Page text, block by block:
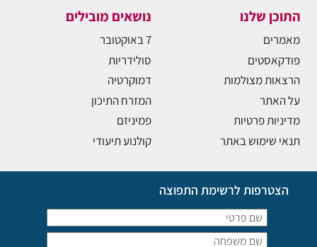
התוכן שלנו
מאמרים
פודקאסטים
הרצאות מצולמות
על האתר
מדיניות פרטיות
תנאי שימוש באתר
נושאים מובילים
7 באוקטובר
סולידריות
דמוקרטיה
המזרח התיכון
פמיניזם
קולנוע תיעודי
הצטרפות לרשימת התפוצה